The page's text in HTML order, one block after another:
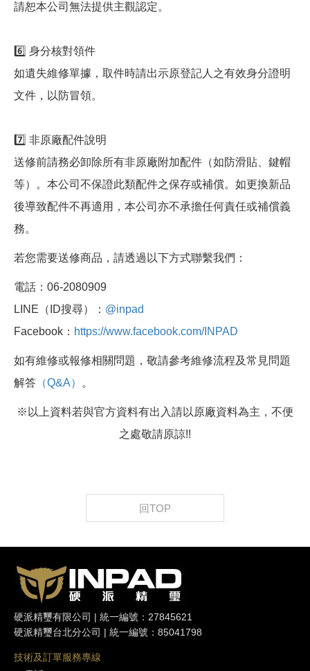
請恕本公司無法提供主觀認定。
6️⃣ 身分核對領件
如遺失維修單據，取件時請出示原登記人之有效身分證明
文件，以防冒領。
7️⃣ 非原廠配件說明
送修前請務必卸除所有非原廠附加配件（如防滑貼、鍵帽
等）。本公司不保證此類配件之保存或補償。如更換新品
後導致配件不再適用，本公司亦不承擔任何責任或補償義
務。
若您需要送修商品，請透過以下方式聯繫我們：
電話：06-2080909
LINE（ID搜尋）： @inpad
Facebook： https://www.facebook.com/INPAD
如有維修或報修相關問題，敬請參考維修流程及常見問題
解答 （Q&A） 。
※以上資料若與官方資料有出入請以原廠資料為主，不便
之處敬請原諒!!
回TOP
硬派精璽有限公司 | 統一編號：27845621
硬派精璽台北分公司 | 統一編號：85041798
技術及訂單服務專線